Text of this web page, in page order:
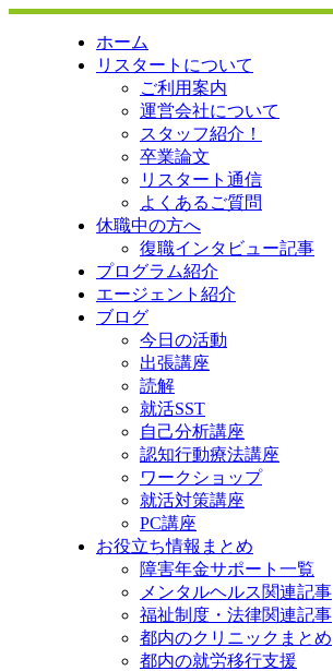
ホーム
リスタートについて
ご利用案内
運営会社について
スタッフ紹介！
卒業論文
リスタート通信
よくあるご質問
休職中の方へ
復職インタビュー記事
プログラム紹介
エージェント紹介
ブログ
今日の活動
出張講座
読解
就活SST
自己分析講座
認知行動療法講座
ワークショップ
就活対策講座
PC講座
お役立ち情報まとめ
障害年金サポート一覧
メンタルヘルス関連記事
福祉制度・法律関連記事
都内のクリニックまとめ
都内の就労移行支援